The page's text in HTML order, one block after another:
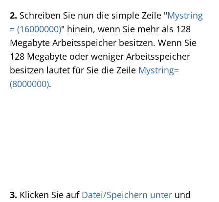
2. Schreiben Sie nun die simple Zeile "Mystring
= (16000000)" hinein, wenn Sie mehr als 128
Megabyte Arbeitsspeicher besitzen. Wenn Sie
128 Megabyte oder weniger Arbeitsspeicher
besitzen lautet für Sie die Zeile Mystring=
(8000000).
3. Klicken Sie auf Datei/Speichern unter und